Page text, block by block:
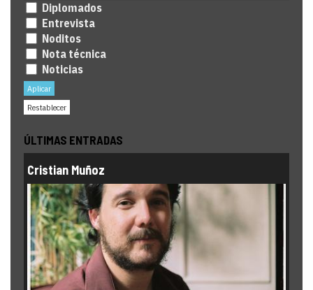
Diplomados
Entrevista
Noditos
Nota técnica
Noticias
Aplicar
Restablecer
ÚLTIMAS ENTRADAS
Cristian Muñoz